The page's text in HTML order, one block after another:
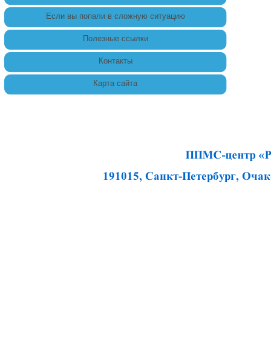
Если вы попали в сложную ситуацию
Полезные ссылки
Контакты
Карта сайта